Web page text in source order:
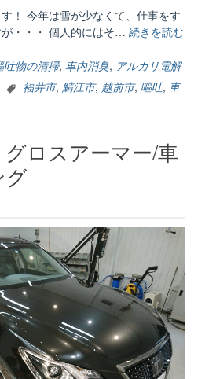
！ 今年は雪が少なくて、仕事をす
・・・ 個人的にはそ… 続きを読む
吐物の清掃, 車内消臭, アルカリ電解
福井市, 鯖江市, 越前市, 嘔吐, 車
グロスアーマー/車
グ